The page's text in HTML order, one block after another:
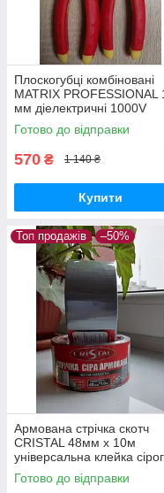
Плоскогубці комбіновані
MATRIX PROFESSIONAL
мм діелектричні 1000V
арт.16983
Готово до відправки
570 ₴ 1 140 ₴
Купити
Топ продажів –50%
Армована стрічка скотч
CRISTAL 48мм х 10м
універсальна клейка
кольору з тканинною
Посилена зворотня
Готово до відправки